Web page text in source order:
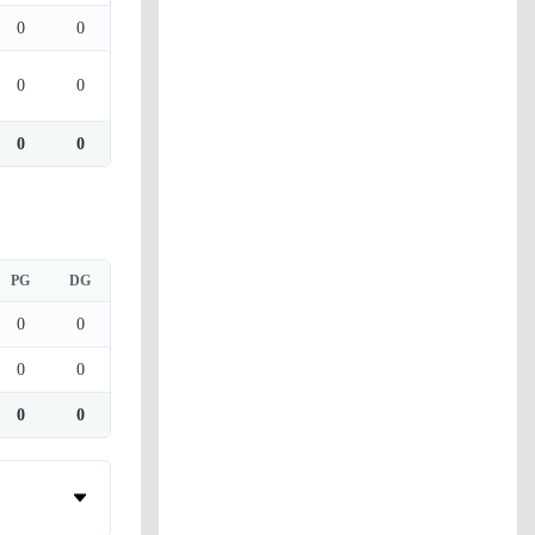
0 0
0 0
0 0
PG DG
0 0
0 0
0 0